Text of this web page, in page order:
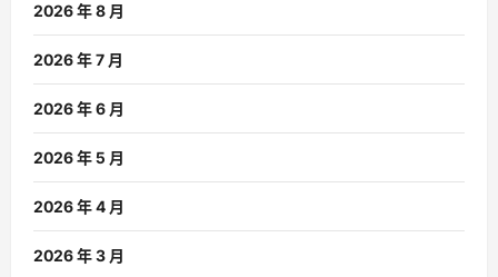
2026 年 8 月
2026 年 7 月
2026 年 6 月
2026 年 5 月
2026 年 4 月
2026 年 3 月